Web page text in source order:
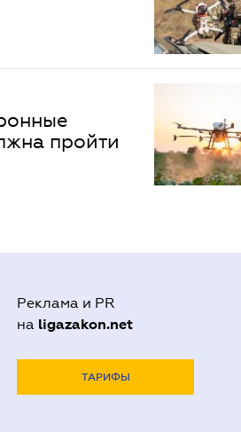
пройти
Реклама и PR
на ligazakon.net
ТАРИФЫ